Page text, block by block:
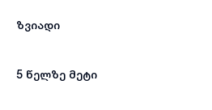
ზვიადი
5 წელზე მეტი